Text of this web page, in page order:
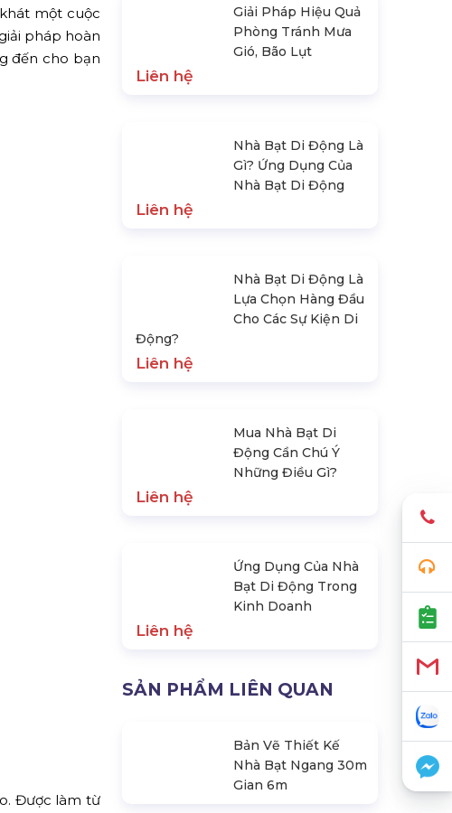
một cuộc
pháp hoàn
đến cho bạn
Được làm từ
Giải Pháp Hiệu Quả
Phòng Tránh Mưa
Gió, Bão Lụt
Nhà Bạt Di Động Là
Gì? Ứng Dụng Của
Nhà Bạt Di Động
Nhà Bạt Di Động Là
Lựa Chọn Hàng Đầu
Cho Các Sự Kiện Di
Mua Nhà Bạt Di
Động Cần Chú Ý
Những Điều Gì?
Ứng Dụng Của Nhà
Bạt Di Động Trong
Kinh Doanh
SẢN PHẨM LIÊN QUAN
Bản Vẽ Thiết Kế
Nhà Bạt Ngang 30m
Gian 6m